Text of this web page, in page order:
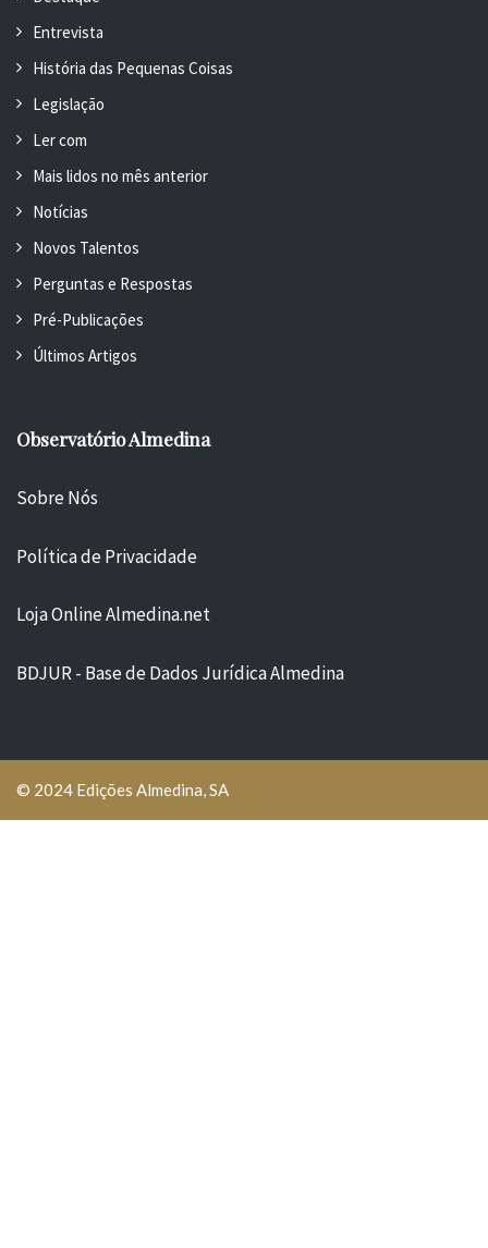
Entrevista
História das Pequenas Coisas
Legislação
Ler com
Mais lidos no mês anterior
Notícias
Novos Talentos
Perguntas e Respostas
Pré-Publicações
Últimos Artigos
Observatório Almedina
Sobre Nós
Política de Privacidade
Loja Online Almedina.net
BDJUR - Base de Dados Jurídica Almedina
© 2024 Edições Almedina, SA